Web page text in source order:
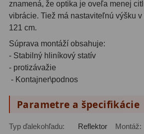
Zrkadielka a hranoly61
Diagonálne zrkadielka
Diagonálne hranoly 7
Amici hranoly 45°
Astrofotografia
znamená, že optika je oveľa menej
vibrácie. Tiež má nastaviteľnú výšku
121 cm.
Súprava montáží obsahuje:
- Stabilný hliníkový statív
- protizávažie
- Kontajner\podnos
Parametre a špecifikácie
Typ ďalekohľadu: Reflektor Montáž: